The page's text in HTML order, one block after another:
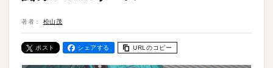
著者： 松山茂
ポスト シェアする URLのコピー